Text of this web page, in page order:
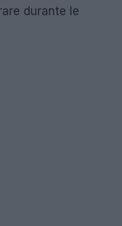
durante le